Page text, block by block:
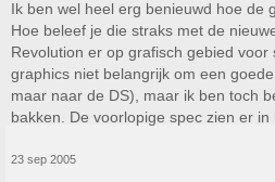
Ik ben wel heel erg benieuwd hoe de
Hoe beleef je die straks met de
Revolution er op grafisch gebied voor
graphics niet belangrijk om een
maar naar de DS), maar ik ben toch
bakken. De voorlopige spec zien er in
23 sep 2005